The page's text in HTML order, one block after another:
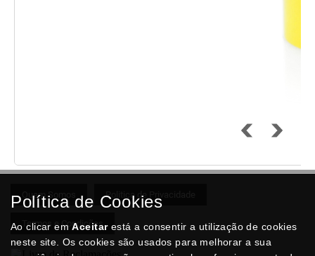
Quem Somos Politica de Privacidade
Termos e Condições
Política de Cookies
Ao clicar emAceitarestá a consentir a utilização de cookies
neste site. Os cookies são usados para melhorar a sua